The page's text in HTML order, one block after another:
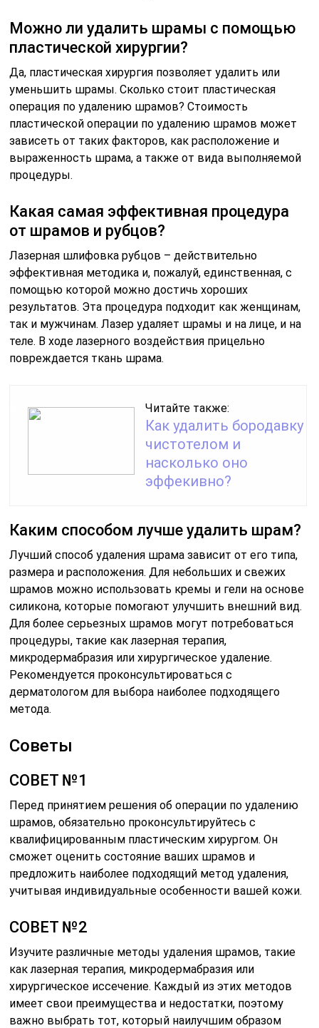
Можно ли удалить шрамы с помощью
пластической хирургии?
Да, пластическая хирургия позволяет удалить или
уменьшить шрамы. Сколько стоит пластическая
операция по удалению шрамов? Стоимость
пластической операции по удалению шрамов может
зависеть от таких факторов, как расположение и
выраженность шрама, а также от вида выполняемой
процедуры.
Какая самая эффективная процедура
от шрамов и рубцов?
Лазерная шлифовка рубцов – действительно
эффективная методика и, пожалуй, единственная, с
помощью которой можно достичь хороших
результатов. Эта процедура подходит как женщинам,
так и мужчинам. Лазер удаляет шрамы и на лице, и на
теле. В ходе лазерного воздействия прицельно
повреждается ткань шрама.
Читайте также:
Как удалить бородавку
чистотелом и
насколько оно
эффекивно?
Каким способом лучше удалить шрам?
Лучший способ удаления шрама зависит от его типа,
размера и расположения. Для небольших и свежих
шрамов можно использовать кремы и гели на основе
силикона, которые помогают улучшить внешний вид.
Для более серьезных шрамов могут потребоваться
процедуры, такие как лазерная терапия,
микродермабразия или хирургическое удаление.
Рекомендуется проконсультироваться с
дерматологом для выбора наиболее подходящего
метода.
Советы
СОВЕТ №1
Перед принятием решения об операции по удалению
шрамов, обязательно проконсультируйтесь с
квалифицированным пластическим хирургом. Он
сможет оценить состояние ваших шрамов и
предложить наиболее подходящий метод удаления,
учитывая индивидуальные особенности вашей кожи.
СОВЕТ №2
Изучите различные методы удаления шрамов, такие
как лазерная терапия, микродермабразия или
хирургическое иссечение. Каждый из этих методов
имеет свои преимущества и недостатки, поэтому
важно выбрать тот, который наилучшим образом